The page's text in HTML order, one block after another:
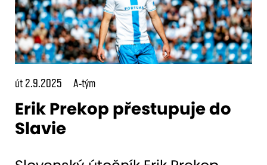
út 2.9.2025 A-tým
Erik Prekop přestupuje do
Slavie